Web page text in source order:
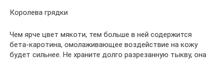
Королева грядки
Чем ярче цвет мякоти, тем больше в ней содержится
бета-каротина, омолаживающее воздействие на кожу
будет сильнее. Не храните долго разрезанную тыкву, она